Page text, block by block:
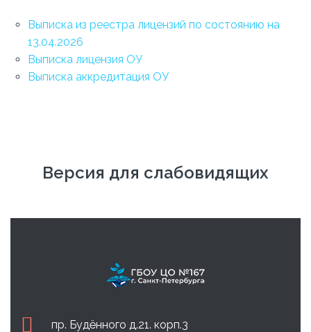
Выписка из реестра лицензий по состоянию на
13.04.2026
Выписка лицензия ОУ
Выписка аккредитация ОУ
Версия для слабовидящих
пр. Будённого д.21. корп.3